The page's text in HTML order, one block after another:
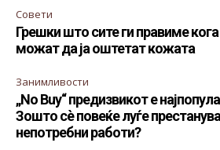
Совети
Грешки што сите ги правиме
можат да ја оштетат кожата
Занимливости
„No Buy“ предизвикот е
Зошто сè повеќе луѓе
непотребни работи?